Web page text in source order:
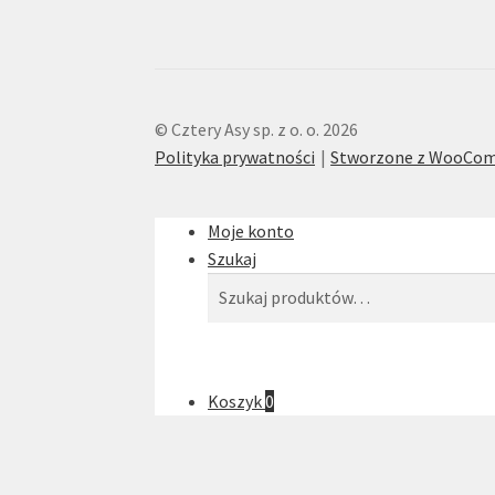
© Cztery Asy sp. z o. o. 2026
Polityka prywatności
Stworzone z
Moje konto
Szukaj
Koszyk0